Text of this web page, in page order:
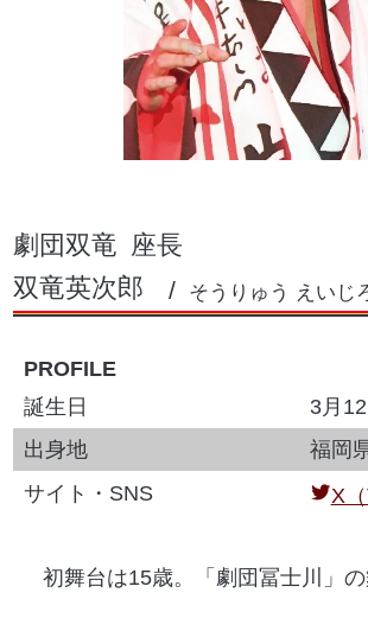
劇団双竜 座長
双竜英次郎
そうりゅう えいじ
PROFILE
誕生日
3月
出身地
福岡
サイト・SNS
X
初舞台は15歳。「劇団冨士川」の